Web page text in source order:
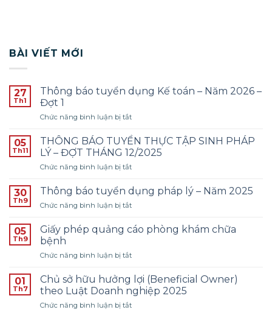
BÀI VIẾT MỚI
27
Th1
Thông báo tuyển dụng Kế toán – Năm 2026 –
Đợt 1
Chức năng bình luận bị tắtở
báo
tuyển
dụng
Kế
–
Năm
2026
Đợt
05
Th11
THÔNG BÁO TUYỂN THỰC TẬP SINH PHÁP
LÝ – ĐỢT THÁNG 12/2025
Chức năng bình luận bị tắtở
BÁO
TUYỂN
THỰC
SINH
–
THÁNG
12/2025
30
Th9
Thông báo tuyển dụng pháp lý – Năm 2025
Chức năng bình luận bị tắtở
báo
tuyển
pháp
–
Năm
2025
05
Th9
Giấy phép quảng cáo phòng khám chữa
bệnh
Chức năng bình luận bị tắtở
phép
quảng
cáo
phòng
01
Th7
Chủ sở hữu hưởng lợi (Beneficial Owner)
theo Luật Doanh nghiệp 2025
Chức năng bình luận bị tắtở